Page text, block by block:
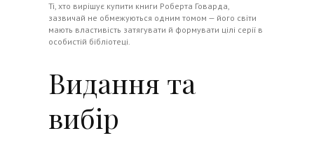
Ті, хто вирішує купити книги Роберта Говарда,
зазвичай не обмежуються одним томом — його світи
мають властивість затягувати й формувати цілі серії в
особистій бібліотеці.
Видання та
вибір